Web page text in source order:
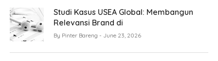
Studi Kasus USEA Global: Membangun
Relevansi Brand di
By Pinter Bareng June 23, 2026